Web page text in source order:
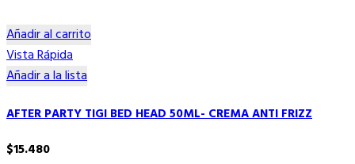
Añadir al carrito
Vista Rápida
Añadir a la lista
AFTER PARTY TIGI BED HEAD 50ML- CREMA ANTI FRIZZ
$15.480